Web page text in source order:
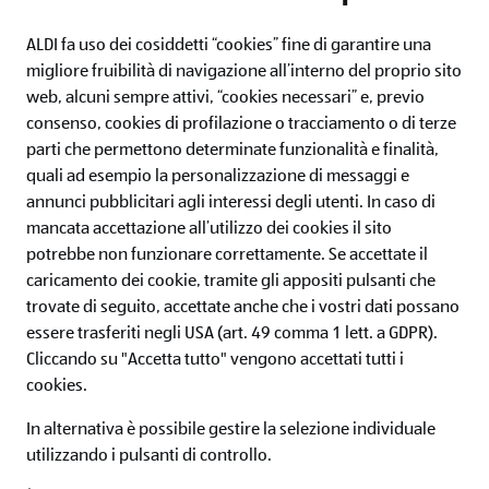
ALDI ITALIA
IL MONDO ALDI
ALDI Newsletter
Iscriviti ora alla newsletter ALDI e non perderti nessuna
ALDI fa uso dei cosiddetti “cookies” fine di garantire una
migliore fruibilità di navigazione all’interno del proprio sito
web, alcuni sempre attivi, “cookies necessari” e, previo
consenso, cookies di profilazione o tracciamento o di terze
parti che permettono determinate funzionalità e finalità,
quali ad esempio la personalizzazione di messaggi e
annunci pubblicitari agli interessi degli utenti. In caso di
mancata accettazione all’utilizzo dei cookies il sito
potrebbe non funzionare correttamente. Se accettate il
caricamento dei cookie, tramite gli appositi pulsanti che
trovate di seguito, accettate anche che i vostri dati possano
essere trasferiti negli USA (art. 49 comma 1 lett. a GDPR).
Cliccando su "Accetta tutto" vengono accettati tutti i
cookies.
In alternativa è possibile gestire la selezione individuale
utilizzando i pulsanti di controllo.